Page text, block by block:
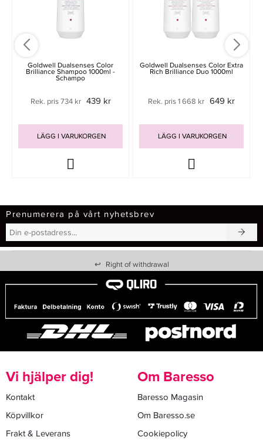
Goldwell Dualsenses Color
Brilliance Shampoo 1000ml -
Schampo
Rek. pris 734 kr 439 kr
LÄGG I VARUKORGEN
Goldwell Dualsenses Color Extra
Rich Brilliance Duo 1000ml
Rek. pris 1 668 kr 649 kr
LÄGG I VARUKORGEN
Prenumerera på vårt nyhetsbrev
↩ Right of withdrawal
Vi hjälper dig!
Kontakt
Köpvillkor
Frakt & Leverans
Om Baresso
Baresso Magasin
Om Baresso.se
Cookiepolicy